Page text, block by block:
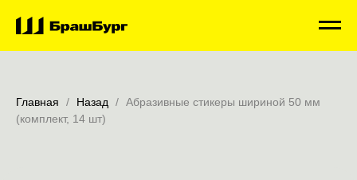
Главная Назад
Абразивные стикеры шириной 50 мм
(комплект, 14 шт)